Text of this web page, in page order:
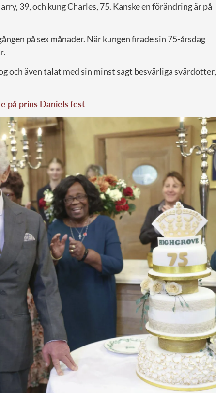
39, och kung Charles, 75. Kanske en förändring är på
på sex månader. När kungen firade sin 75-årsdag
och även talat med sin minst sagt besvärliga svärdotter,
på prins Daniels fest